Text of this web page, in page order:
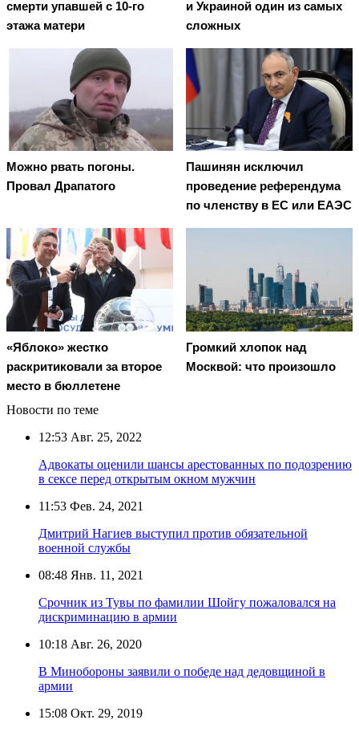
смерти упавшей с 10-го
этажа матери
и Украиной один из самых
сложных
Можно рвать погоны.
Провал Драпатого
Пашинян исключил
проведение референдума
по членству в ЕС или ЕАЭС
«Яблоко» жестко
раскритиковали за второе
место в бюллетене
Громкий хлопок над
Москвой: что произошло
Новости по теме
12:53 Авг. 25, 2022
Адвокаты оценили шансы арестованных по подозрению
в сексе перед открытым окном мужчин
11:53 Фев. 24, 2021
Дмитрий Нагиев выступил против обязательной
военной службы
08:48 Янв. 11, 2021
Срочник из Тувы по фамилии Шойгу пожаловался на
дискриминацию в армии
10:18 Авг. 26, 2020
В Минобороны заявили о победе над дедовщиной в
армии
15:08 Окт. 29, 2019